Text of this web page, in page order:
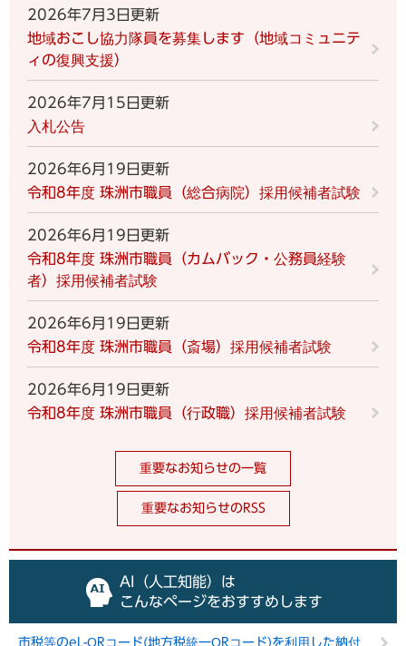
2026年7月3日更新
地域おこし協力隊員を募集します（地域コミュニテ
ィの復興支援）
2026年7月15日更新
入札公告
2026年6月19日更新
令和8年度 珠洲市職員（総合病院）採用候補者試験
2026年6月19日更新
令和8年度 珠洲市職員（カムバック・公務員経験
者）採用候補者試験
2026年6月19日更新
令和8年度 珠洲市職員（斎場）採用候補者試験
2026年6月19日更新
令和8年度 珠洲市職員（行政職）採用候補者試験
重要なお知らせの一覧
重要なお知らせのRSS
AI（人工知能）は
こんなページをおすすめします
市税等のeL-QRコード(地方税統一QRコード)を利用した納付